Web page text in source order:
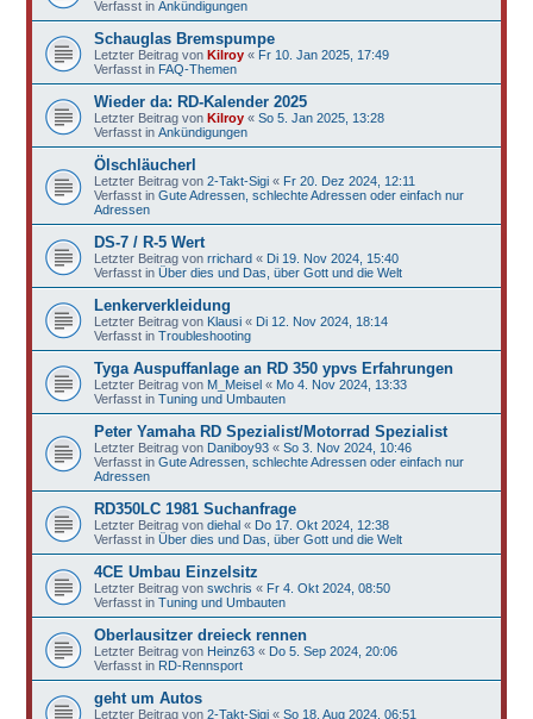
Verfasst in Ankündigungen
Schauglas Bremspumpe
Letzter Beitrag von Kilroy« Fr 10. Jan 2025, 17:49
Verfasst in FAQ-Themen
Wieder da: RD-Kalender 2025
Letzter Beitrag von Kilroy« So 5. Jan 2025, 13:28
Verfasst in Ankündigungen
Ölschläucherl
Letzter Beitrag von 2-Takt-Sigi« Fr 20. Dez 2024, 12:11
Verfasst in Gute Adressen, schlechte Adressen oder einfach nur
Adressen
DS-7 / R-5 Wert
Letzter Beitrag von rrichard« Di 19. Nov 2024, 15:40
Verfasst in Über dies und Das, über Gott und die Welt
Lenkerverkleidung
Letzter Beitrag von Klausi« Di 12. Nov 2024, 18:14
Verfasst in Troubleshooting
Tyga Auspuffanlage an RD 350 ypvs Erfahrungen
Letzter Beitrag von M_Meisel« Mo 4. Nov 2024, 13:33
Verfasst in Tuning und Umbauten
Peter Yamaha RD Spezialist/Motorrad Spezialist
Letzter Beitrag von Daniboy93« So 3. Nov 2024, 10:46
Verfasst in Gute Adressen, schlechte Adressen oder einfach nur
Adressen
RD350LC 1981 Suchanfrage
Letzter Beitrag von diehal« Do 17. Okt 2024, 12:38
Verfasst in Über dies und Das, über Gott und die Welt
4CE Umbau Einzelsitz
Letzter Beitrag von swchris « Fr 4. Okt 2024, 08:50
Verfasst in Tuning und Umbauten
Oberlausitzer dreieck rennen
Letzter Beitrag von Heinz63« Do 5. Sep 2024, 20:06
Verfasst in RD-Rennsport
geht um Autos
Letzter Beitrag von 2-Takt-Sigi« So 18. Aug 2024, 06:51